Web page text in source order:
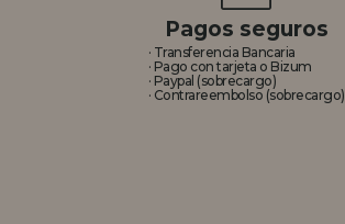
Pagos seguros
· Transferencia Bancaria
· Pago con tarjeta o Bizum
· Paypal (sobrecargo)
· Contrareembolso (sobrecargo)